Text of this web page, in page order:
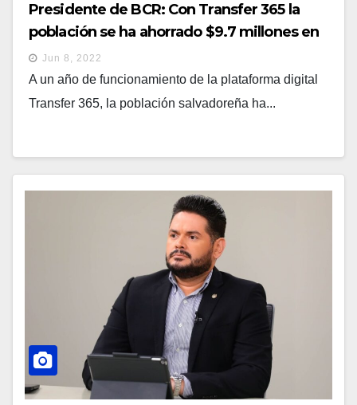
Presidente de BCR: Con Transfer 365 la
población se ha ahorrado $9.7 millones en
transferencias bancarias
Jun 8, 2022
A un año de funcionamiento de la plataforma digital
Transfer 365, la población salvadoreña ha...